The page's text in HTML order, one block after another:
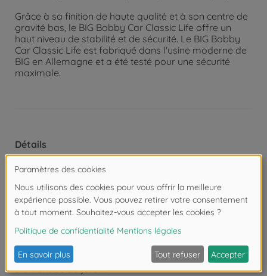
Grâce à sa finition de haute qualité et à son centre de
gravité bas, le BIG Bobby Car Classic Life offre un
haut niveau de stabilité et de sécurité. Le BIG Bobby
Car Classic Life est fabriqué dans l'usine moderne de
BIG en Allemagne et a été testé pour une sécurité
maximale.
Détails
Voiture à pédales en plastique recyclé - La
fabriquée en plastique recyclé et préserve ainsi les
ressources - Made in Germany
pétrole des profondeurs, combiné à un beige naturel
et à des autocollants aux détails naturels, donne un
look moderne et un charme particulier à la chambre
d'enfant ou au jardin.